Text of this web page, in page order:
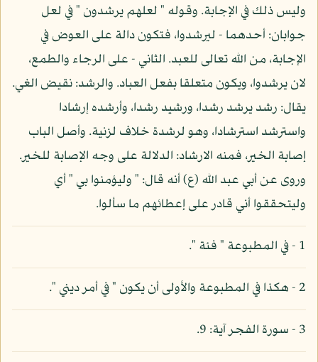
وليس ذلك في الإجابة. وقوله " لعلهم يرشدون " في لعل
جوابان: أحدهما - ليرشدوا، فتكون دالة على العوض في
الإجابة، من الله تعالى للعبد. الثاني - على الرجاء والطمع،
لان يرشدوا، ويكون متعلقا بفعل العباد. والرشد: نقيض الغي.
يقال: رشد يرشد رشدا، ورشيد رشدا، وأرشده إرشادا
واسترشد استرشادا، وهو لرشدة خلاف لزنية. وأصل الباب
إصابة الخير، فمنه الارشاد: الدلالة على وجه الإصابة للخير.
وروى عن أبي عبد الله (ع) أنه قال: " وليؤمنوا بي " أي
وليتحققوا أني قادر على إعطائهم ما سألوا.
1 - في المطبوعة " فئة ".
2 - هكذا في المطبوعة والأولى أن يكون " في أمر ديني ".
3 - سورة الفجر آية: 9.